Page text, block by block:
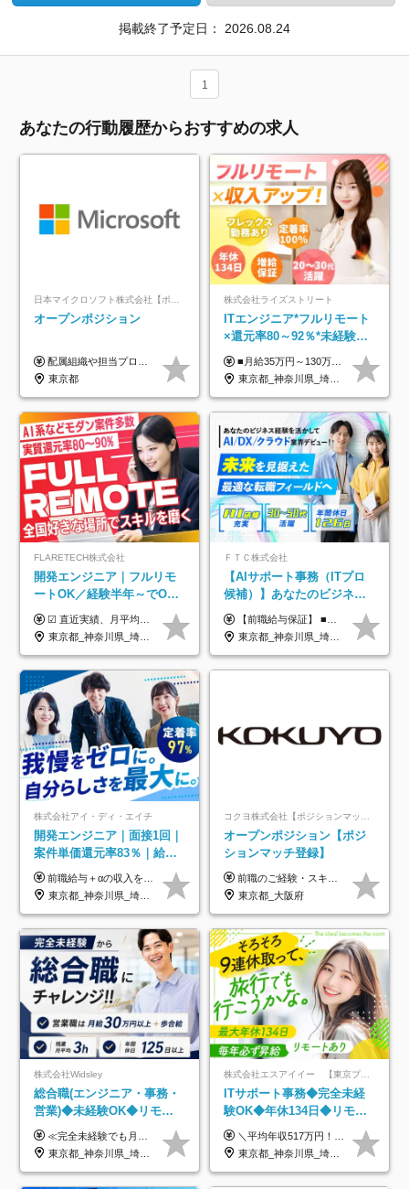
掲載終了予定日： 2026.08.24
1
あなたの行動履歴からおすすめの求人
日本マイクロソフト株式会社【ポジションマッチ登録】
オープンポジション
配属組織や担当プロジェクトにより異なります。 ▼参考情報 ----------------------- 年俸650万～（1/12を月々支給） ※経験、能力を考慮の上、当社規定により優遇いたします。 ※時間外、休日出勤、深夜手当に対する賃金も基本年俸に含みます。
東京都
株式会社ライズストリート
ITエンジニア*フルリモート
×還元率80～92％*未経験歓
迎*年休134日*月給35万～*
定着率100%
■月給35万円～130万円＋賞与年2回＋各種手当 ※システムエンジニアの経験をお持ちの方は月給41万円以上＋賞与年2回（108万円～）＋手当 ■単価（年収）アップのチャンスは最大年12回 ※残業代は1分単位で100％全額支給。サービス残業などは一切ありません ※試用期間6ヵ月（試用期間中の待遇・給与に差はありません）
東京都_神奈川県_埼玉県_千葉県_大阪府_愛知県_北海道_青森県_岩手県_宮城県_秋田県_山形県_福島県_茨城県_栃木県_群馬県_新潟県_山梨県_長野県_富山県_石川県_福井県_静岡県_岐阜県_三重県_兵庫県_京都府_滋賀県_奈良県_和歌山県_広島県_岡山県_鳥取県_島根県_山口県_徳島県_香川県_愛媛県_高知県_福岡県_熊本県_佐賀県_長崎県_大分県_宮崎県_鹿児島県_沖縄県
FLARETECH株式会社
開発エンジニア｜フルリモ
ートOK／経験半年～でOK
／実質還元率80～90%／前
給保証／AI系など最先端案
件多数
☑︎ 直近実績、月平均17,000円の昇給 ☑︎ 前職給与100%保証 ☑︎ 実質還元率80～90% ☑︎ 待機時も給与は満額支給 月給35万円～70万円＋交通費など各種手当 ※想定年収：4,200,000円～10,560,000円 ※経験・能力等を考慮の上で決定します。 ※上記金額には、みなし残業手当（50時間分・104,000円～212,000円）を含みます。超過分は別途追加支給します。 ┗残業時間は月平均10時間、多い時でも20時間程度と安定しております ★単価連動型の給与体系ではないため、万が一待機になってもその間の給与は満額支給しています。 ＜1年間の昇給事例をご紹介！＞ ・20代/フロントエンドエンジニア：月給274,000円→月給362,000円（＋88,000円/月） ・20代/iOSエンジニア：月給237,000円→月給287,000円（＋50,000円/月） ・20代/Androidエンジニア：月給316,000円→月給374,000円（＋58,000円/月） ・30代/Javaエンジニア（上流）：月給340,000円→月給418,000円（＋78,000円/月） ・30代/PMO：月給340,000円→月給418,000円（＋78,000円/月）
東京都_神奈川県_埼玉県_千葉県_大阪府_愛知県_北海道_青森県_岩手県_宮城県_秋田県_山形県_福島県_茨城県_栃木県_群馬県_新潟県_山梨県_長野県_富山県_石川県_福井県_静岡県_岐阜県_三重県_兵庫県_京都府_滋賀県_奈良県_和歌山県_広島県_岡山県_鳥取県_島根県_山口県_徳島県_香川県_愛媛県_高知県_福岡県_熊本県_佐賀県_長崎県_大分県_宮崎県_鹿児島県_沖縄県
ＦＴＣ株式会社
【AIサポート事務（ITプロ
候補）】あなたのビジネス
経験をAI業界で活かす◆IT
未経験OK◆目指せるコンサ
ル
【前職給与保証】 ■未経験者： 月給30万円～35万円 ■ローキャリア（経験目安1年程度）： 月給35万円～40万円 ■経験者（経験目安3年以上）： 月給40万円～60万円 ■即戦力（経験目安5年以上）： 月給45万円～80万円 ※上記金額には固定残業代30時間分 【未経験者5万5000円～7万3000円、 ローキャリア6万4000円～7万3000円、 経験者5万8000円～10万9000円、 即戦力8万2000円～14万5000円】を含みます。 ※30時間を超える場合は追加で全額支給します。 ※経験・能力・前職給与などを総合的に評価したうえでご納得いただけるよう個別決定。 未経験者の場合、前職給与とポテンシャルを査定のうえ決定いたします。 ※日本国内でのIT業界経験、または同等の実務経験と能力に応じて決定します。 ※前職給与は日本円かつ、日本国内での実績に基づき評価します。 【納得の評価システム】 ★クォーター毎に査定する評価制度導入！ 明確な評価基準で翌年度年収を上げましょう！ ★評価対象期間に在籍中のほとんどの社員が昇給し 年収アップを実現しています！ ★様々なインセンティブ制度を用意し多角的に正当評価しています！ ※試用期間6カ月（期間中の待遇等に差異なし）
東京都_神奈川県_埼玉県_千葉県
株式会社アイ・ディ・エイチ
開発エンジニア｜面接1回｜
案件単価還元率83％｜給与
UP保証｜年休140日｜在宅
利用率9割｜独立支援・副業
制度
前職給与＋αの収入を保証 月給42万円～120万円＋各種手当＋賞与 給与基準が明確かつ高還元です。 一人ひとりが安定した環境のもと、長く活躍できる職場を目指しています。 ※平均年収650万円 ・還元率83％ ・各種手当について 職能手当／職務手当／資格手当／営業手当 など ※前職での経験・能力、給与などを考慮の上、当社規定により優遇いたします ※試用期間あり（3ヶ月／期間中の条件に変動はありません） ※上記金額には固定残業代（78,948円～225,564円/月30時間分）を含みます 超過分は別途全額支給いたします ・年収UPを保証 過去には転職時に〈年収200万円UP〉したエンジニアも在籍しています。入社時だけでなく、入社後も安心の給与水準で働ける環境です。キャリアや技術力が正当に評価されていないと感じていたら、一度面接でお話ししましょう！ 当社では管理職の人数は最低限にし、無駄な管理をしません。その費用削減分を社員の給与に還元しています！
東京都_神奈川県_埼玉県_千葉県_大阪府_愛知県_北海道_青森県_岩手県_宮城県_秋田県_山形県_福島県_茨城県_栃木県_群馬県_新潟県_山梨県_長野県_富山県_石川県_福井県_静岡県_岐阜県_三重県_兵庫県_京都府_滋賀県_奈良県_和歌山県_広島県_岡山県_鳥取県_島根県_山口県_徳島県_香川県_愛媛県_高知県_福岡県_熊本県_佐賀県_長崎県_大分県_宮崎県_鹿児島県_沖縄県
オープンポジション【ポジ
ションマッチ登録】
前職のご経験・スキル等を考慮して決定します。
東京都_大阪府
株式会社Widsley
総合職(エンジニア・事務・
営業)◆未経験OK◆リモー
トあり◆残業月3h◆服装髪
型自由
≪完全未経験でも月給40万円以上も可能です！≫ -------------- 【1】ITエンジニア 月給26万円～50万円＋プロジェクト手当＋資格手当 【2】IT事務、営業事務 月給26万円～50万円＋プロジェクト手当＋資格手当 ≪【1】【2】共通≫ ★上記給与には固定残業代20時間分(月3万719円～)を含みます。残業が超過した場合は、追加支給します(残業は月平均3時間とほぼ発生しません。残業がなくても、固定残業代は支給されます) ★試用期間6ヵ月あり（期間中は月給23万1000円～。固定残業代20時間分3万719円～を含む／超過分は別途支給） -------------- 【3】SES営業、SaaS営業 月給30万円以上＋インセンティブ＋各種手当 ★上記給与には固定残業代45時間分(月7万6967円～)を含みます。残業が超過した場合は、追加支給します(残業は月平均3時間とほぼ発生しません。残業がなくても、固定残業代は支給されます) ★試用期間6ヵ月あり(期間中も給与や福利厚生は同じです)
東京都_神奈川県_埼玉県_千葉県_大阪府_愛知県_北海道_青森県_岩手県_宮城県_秋田県_山形県_福島県_茨城県_栃木県_群馬県_新潟県_山梨県_長野県_富山県_石川県_福井県_静岡県_岐阜県_三重県_兵庫県_京都府_滋賀県_奈良県_和歌山県_広島県_岡山県_鳥取県_島根県_山口県_徳島県_香川県_愛媛県_高知県_福岡県_熊本県_佐賀県_長崎県_大分県_宮崎県_鹿児島県_沖縄県
株式会社エスアイイー 【東京プロマーケット上場】
ITサポート事務◆完全未経
験OK◆年休134日◆リモー
トOK◆残業月7h以下◆賞与
年3回◆5年目まで必ず昇給
＼平均年収517万円！入社5年目まで毎年必ず昇給／ ■賞与年3回 ■年収800万円以上も可 ■入社3年以上の平均年収469.2万円 月給23万2000円以上＋賞与年3回＋各種手当 ☆入社5年目まで最大1万5000円の定期昇給を確約 ┃各種手当充実 ・規定の資格を取得すれば、2000円～5万円を毎月支給（2万4000円～60万円／年） ・研修中に取得した取得率95％の資格でも研修後の給料UP ※月給は年齢・経験・能力を考慮して、優遇いたします ※上記月給金額は固定残業代（20時間/3万1300円円以上）を含み、超過分は別途支給いたします ※試用期間（6ヶ月）は月給に変動はありますが、その他待遇に差異はありません ├入社後1ヶ月～3ヶ月間は、月給20万1900円となります └上記金額は固定残業代（10時間／1万6000円）を含み、超過分は別途支給いたします
東京都_神奈川県_埼玉県_千葉県_大阪府_愛知県_北海道_青森県_岩手県_宮城県_秋田県_山形県_福島県_茨城県_栃木県_群馬県_新潟県_山梨県_長野県_富山県_石川県_福井県_静岡県_岐阜県_三重県_兵庫県_京都府_滋賀県_奈良県_和歌山県_広島県_岡山県_鳥取県_島根県_山口県_徳島県_香川県_愛媛県_高知県_福岡県_熊本県_佐賀県_長崎県_大分県_宮崎県_鹿児島県_沖縄県